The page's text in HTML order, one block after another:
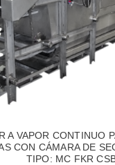
A VAPOR CONTINUO
CON CÁMARA DE
TIPO: MC FKR